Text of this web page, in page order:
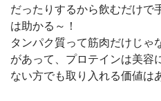
だったりするから飲むだけで
は助かる～！
タンパク質って筋肉だけじゃ
があって、プロテインは美容
ない方でも取り入れる価値は